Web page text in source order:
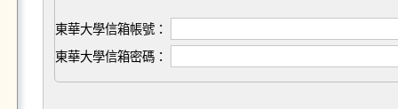
東華大學信箱帳號：
東華大學信箱密碼：